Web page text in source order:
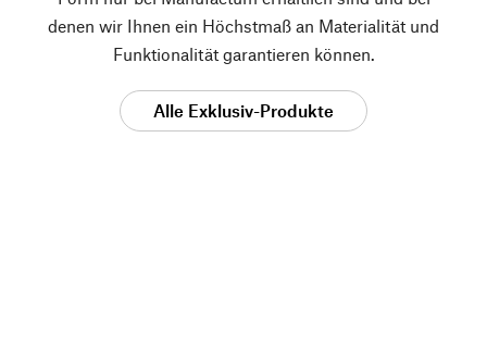
denen wir Ihnen ein Höchstmaß an Materialität und
Funktionalität garantieren können.
Alle Exklusiv-Produkte